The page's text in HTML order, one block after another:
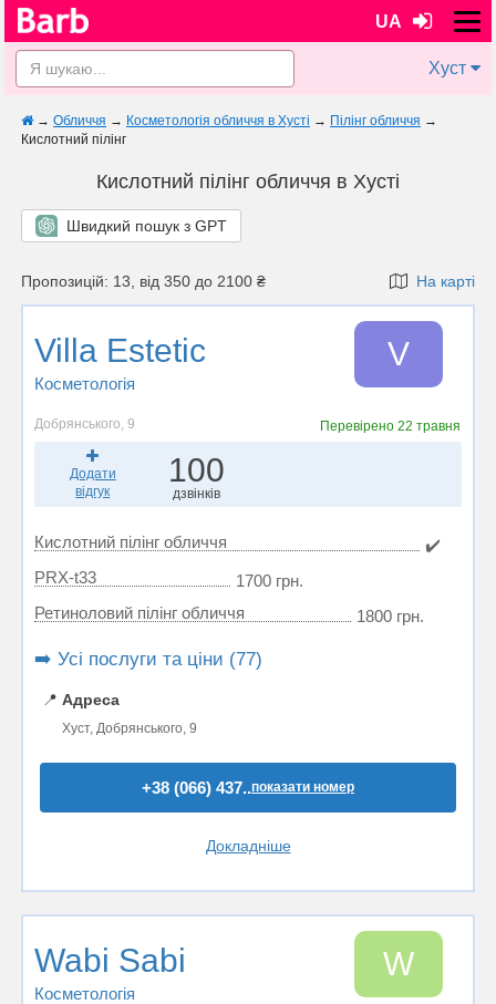
UA
Хуст
→ Обличчя → Косметологія обличчя в Хусті → Пілінг обличчя →
Кислотний пілінг
Кислотний пілінг обличчя в Хусті
Швидкий пошук з GPT
Пропозицій: 13, від 350 до 2100 ₴ На карті
Villa Estetic
Косметологія
V
Добрянського, 9 Перевірено22 травня
Додати
відгук
100
дзвінків
Кислотний пілінг обличчя
✔️
PRX-t33
1700 грн.
Ретиноловий пілінг обличчя
1800 грн.
➡️ Усі послуги та ціни (77)
📍 Адреса
Хуст, Добрянського, 9
+38 (066) 437..показати номер
Докладніше
Wabi Sabi
Косметологія
W